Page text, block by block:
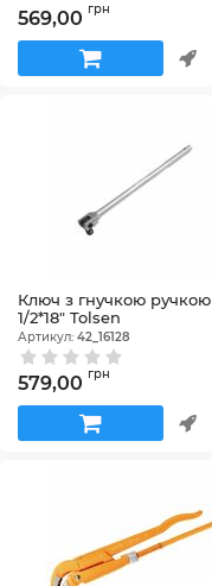
569,00 грн
Ключ з гнучкою ручкою
1/2*18" Tolsen
Артикул: 42_16128
579,00 грн